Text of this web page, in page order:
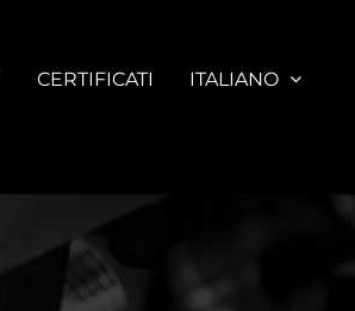
CERTIFICATI ITALIANO